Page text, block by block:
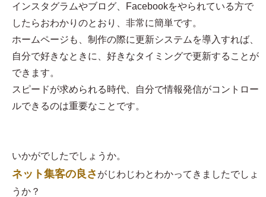
インスタグラムやブログ、Facebookをやられている方で
したらおわかりのとおり、非常に簡単です。
ホームページも、制作の際に更新システムを導入すれば、
自分で好きなときに、好きなタイミングで更新することが
できます。
スピードが求められる時代、自分で情報発信がコントロー
ルできるのは重要なことです。
いかがでしたでしょうか。
ネット集客の良さ がじわじわとわかってきましたでしょ
うか？